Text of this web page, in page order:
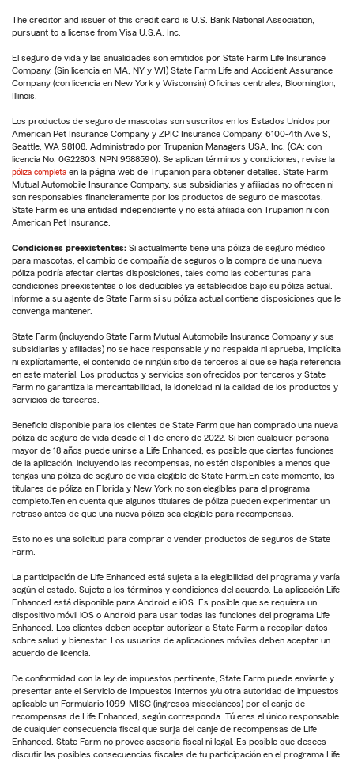
The creditor and issuer of this credit card is U.S. Bank National Association,
pursuant to a license from Visa U.S.A. Inc.
El seguro de vida y las anualidades son emitidos por State Farm Life Insurance
Company. (Sin licencia en MA, NY y WI) State Farm Life and Accident Assurance
Company (con licencia en New York y Wisconsin) Oficinas centrales, Bloomington,
Illinois.
Los productos de seguro de mascotas son suscritos en los Estados Unidos por
American Pet Insurance Company y ZPIC Insurance Company, 6100-4th Ave S,
Seattle, WA 98108. Administrado por Trupanion Managers USA, Inc. (CA: con
licencia No. 0G22803, NPN 9588590). Se aplican términos y condiciones, revise la
póliza completa en la página web de Trupanion para obtener detalles. State Farm
Mutual Automobile Insurance Company, sus subsidiarias y afiliadas no ofrecen ni
son responsables financieramente por los productos de seguro de mascotas.
State Farm es una entidad independiente y no está afiliada con Trupanion ni con
American Pet Insurance.
Condiciones preexistentes: Si actualmente tiene una póliza de seguro médico
para mascotas, el cambio de compañía de seguros o la compra de una nueva
póliza podría afectar ciertas disposiciones, tales como las coberturas para
condiciones preexistentes o los deducibles ya establecidos bajo su póliza actual.
Informe a su agente de State Farm si su póliza actual contiene disposiciones que le
convenga mantener.
State Farm (incluyendo State Farm Mutual Automobile Insurance Company y sus
subsidiarias y afiliadas) no se hace responsable y no respalda ni aprueba, implícita
ni explícitamente, el contenido de ningún sitio de terceros al que se haga referencia
en este material. Los productos y servicios son ofrecidos por terceros y State
Farm no garantiza la mercantabilidad, la idoneidad ni la calidad de los productos y
servicios de terceros.
Beneficio disponible para los clientes de State Farm que han comprado una nueva
póliza de seguro de vida desde el 1 de enero de 2022. Si bien cualquier persona
mayor de 18 años puede unirse a Life Enhanced, es posible que ciertas funciones
de la aplicación, incluyendo las recompensas, no estén disponibles a menos que
tengas una póliza de seguro de vida elegible de State Farm.En este momento, los
titulares de póliza en Florida y New York no son elegibles para el programa
completo.Ten en cuenta que algunos titulares de póliza pueden experimentar un
retraso antes de que una nueva póliza sea elegible para recompensas.
Esto no es una solicitud para comprar o vender productos de seguros de State
Farm.
La participación de Life Enhanced está sujeta a la elegibilidad del programa y varía
según el estado. Sujeto a los términos y condiciones del acuerdo. La aplicación Life
Enhanced está disponible para Android e iOS. Es posible que se requiera un
dispositivo móvil iOS o Android para usar todas las funciones del programa Life
Enhanced. Los clientes deben aceptar autorizar a State Farm a recopilar datos
sobre salud y bienestar. Los usuarios de aplicaciones móviles deben aceptar un
acuerdo de licencia.
De conformidad con la ley de impuestos pertinente, State Farm puede enviarte y
presentar ante el Servicio de Impuestos Internos y/u otra autoridad de impuestos
aplicable un Formulario 1099-MISC (ingresos misceláneos) por el canje de
recompensas de Life Enhanced, según corresponda. Tú eres el único responsable
de cualquier consecuencia fiscal que surja del canje de recompensas de Life
Enhanced. State Farm no provee asesoría fiscal ni legal. Es posible que desees
discutir las posibles consecuencias fiscales de tu participación en el programa Life